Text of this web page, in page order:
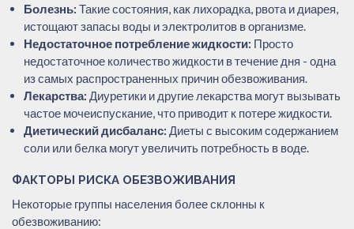
Болезнь: Такие состояния, как лихорадка, рвота и диарея,
истощают запасы воды и электролитов в организме.
Недостаточное потребление жидкости: Просто
недостаточное количество жидкости в течение дня - одна
из самых распространенных причин обезвоживания.
Лекарства: Диуретики и другие лекарства могут вызывать
частое мочеиспускание, что приводит к потере жидкости.
Диетический дисбаланс: Диеты с высоким содержанием
соли или белка могут увеличить потребность в воде.
ФАКТОРЫ РИСКА ОБЕЗВОЖИВАНИЯ
Некоторые группы населения более склонны к
обезвоживанию: